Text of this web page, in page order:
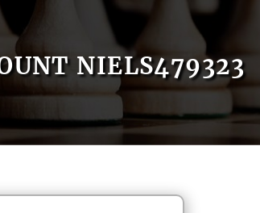
NIELS479323